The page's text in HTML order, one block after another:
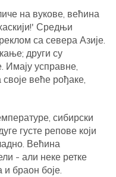
на вукове, већина
Средњи
са севера Азије.
други су
Имају усправне,
веће рођаке,
сибирски
густе репове који
Већина
- али неке ретке
браон боје.